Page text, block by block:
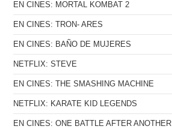
EN CINES: MORTAL KOMBAT 2
EN CINES: TRON- ARES
EN CINES: BAÑO DE MUJERES
NETFLIX: STEVE
EN CINES: THE SMASHING MACHINE
NETFLIX: KARATE KID LEGENDS
EN CINES: ONE BATTLE AFTER ANOTHER